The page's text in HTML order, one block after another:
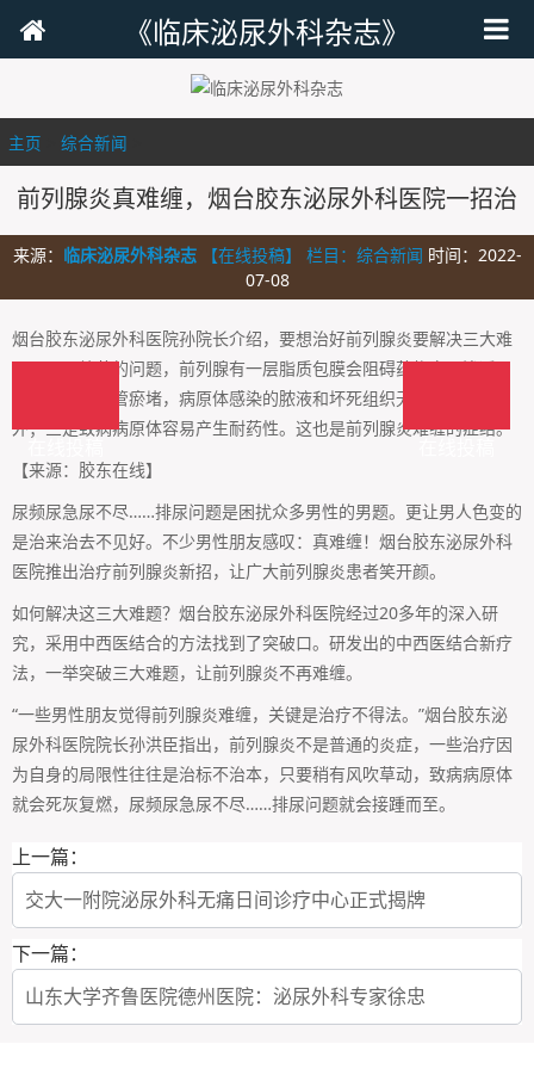
《临床泌尿外科杂志》
主页 综合新闻
前列腺炎真难缠，烟台胶东泌尿外科医院一招治
来源： 临床泌尿外科杂志 【在线投稿】 栏目： 综合新闻 时间：2022-
07-08
烟台胶东泌尿外科医院孙院长介绍，要想治好前列腺炎要解决三大难
题，一是给药的问题，前列腺有一层脂质包膜会阻碍药物离子渗透；
一是前列腺腺管瘀堵，病原体感染的脓液和坏死组织无法排出身体
外；三是致病病原体容易产生耐药性。这也是前列腺炎难缠的症结。
【来源：胶东在线】
尿频尿急尿不尽……排尿问题是困扰众多男性的男题。更让男人色变的
是治来治去不见好。不少男性朋友感叹：真难缠！烟台胶东泌尿外科
医院推出治疗前列腺炎新招，让广大前列腺炎患者笑开颜。
如何解决这三大难题？烟台胶东泌尿外科医院经过20多年的深入研
究，采用中西医结合的方法找到了突破口。研发出的中西医结合新疗
法，一举突破三大难题，让前列腺炎不再难缠。
“一些男性朋友觉得前列腺炎难缠，关键是治疗不得法。”烟台胶东泌
尿外科医院院长孙洪臣指出，前列腺炎不是普通的炎症，一些治疗因
为自身的局限性往往是治标不治本，只要稍有风吹草动，致病病原体
就会死灰复燃，尿频尿急尿不尽……排尿问题就会接踵而至。
上一篇：
交大一附院泌尿外科无痛日间诊疗中心正式揭牌
下一篇：
山东大学齐鲁医院德州医院：泌尿外科专家徐忠